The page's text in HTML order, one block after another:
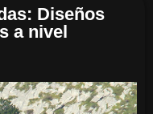
Diseños
a nivel